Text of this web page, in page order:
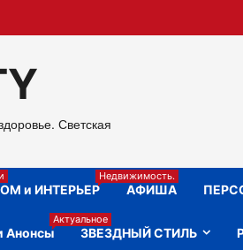
Светская
и ИНТЕРЬЕР
Недвижимость.
АФИША
Анонсы
Актуальное
ЗВЕЗДНЫЙ СТИЛЬ